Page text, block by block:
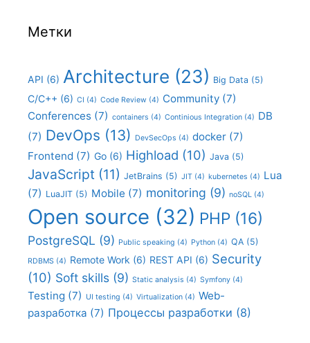
Метки
API (6) Architecture (23) Big Data (5)
C/C++ (6) CI (4) Code Review (4) Community (7)
Conferences (7) containers (4) Continious Integration (4) DB
(7) DevOps (13) DevSecOps (4) docker (7)
Frontend (7) Go (6) Highload (10) Java (5)
JavaScript (11) JetBrains (5) JIT (4) kubernetes (4) Lua
(7) LuaJIT (5) Mobile (7) monitoring (9) noSQL (4)
Open source (32) PHP (16)
PostgreSQL (9) Public speaking (4) Python (4) QA (5)
RDBMS (4) Remote Work (6) REST API (6) Security
(10) Soft skills (9) Static analysis (4) Symfony (4)
Testing (7) UI testing (4) Virtualization (4) Web-
разработка (7) Процессы разработки (8)